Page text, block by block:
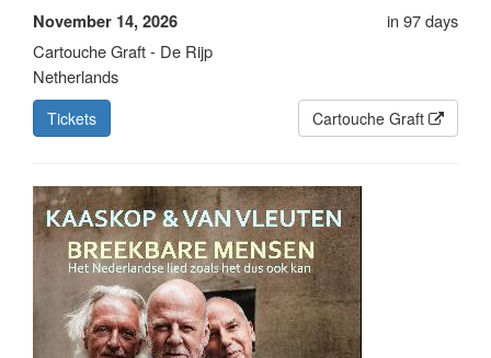
November 14, 2026
in 97 days
Cartouche Graft - De Rijp
Netherlands
Tickets Cartouche Graft